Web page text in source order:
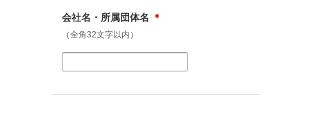
会社名・所属団体名 ＊
（全角32文字以内）